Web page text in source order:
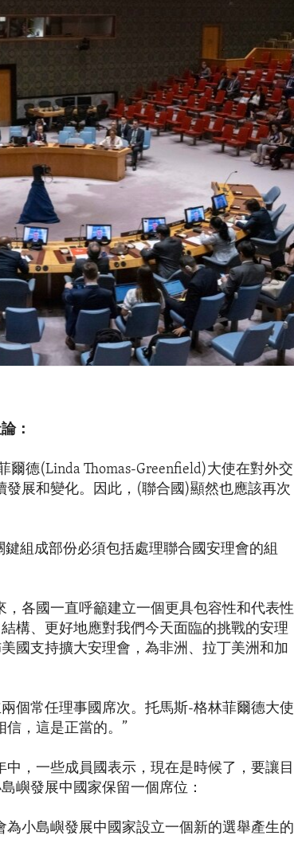
：
爾德(Linda Thomas-Greenfield)大使在對外交
發展和變化。因此，(聯合國)顯然也應該再次
組成部份必須包括處理聯合國安理會的組
各國一直呼籲建立一個更具包容性和代表性
構、更好地應對我們今天面臨的挑戰的安理
國支持擴大安理會，為非洲、拉丁美洲和加
個常任理事國席次。托馬斯-格林菲爾德大使
信，這是正當的。”
，一些成員國表示，現在是時候了，要讓目
嶼發展中國家保留一個席位：
小島嶼發展中國家設立一個新的選舉產生的